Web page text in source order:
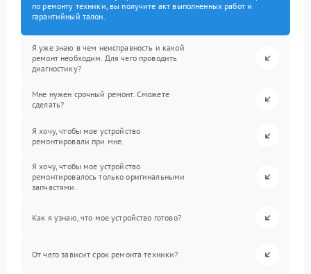
по ремонту техники, вы получите акт выполненных работ и
гарантийный талон.
Я уже знаю в чем неисправность и какой
ремонт необходим. Для чего проводить
диагностику?
Мне нужен срочный ремонт. Сможете
сделать?
Я хочу, чтобы мое устройство
ремонтировали при мне.
Я хочу, чтобы мое устройство
ремонтировалось только оригинальными
запчастями.
Как я узнаю, что мое устройство готово?
От чего зависит срок ремонта техники?